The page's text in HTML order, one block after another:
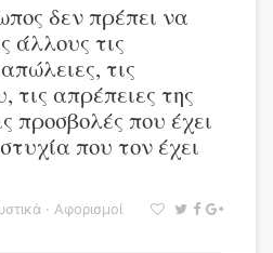
δεν πρέπει να
άλλους τις
τις
τις απρέπειες της
προσβολές που έχει
που τον έχει
· Αφορισμοί